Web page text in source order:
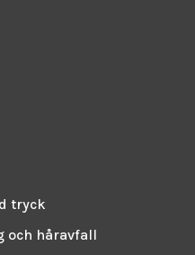
tryck
och håravfall